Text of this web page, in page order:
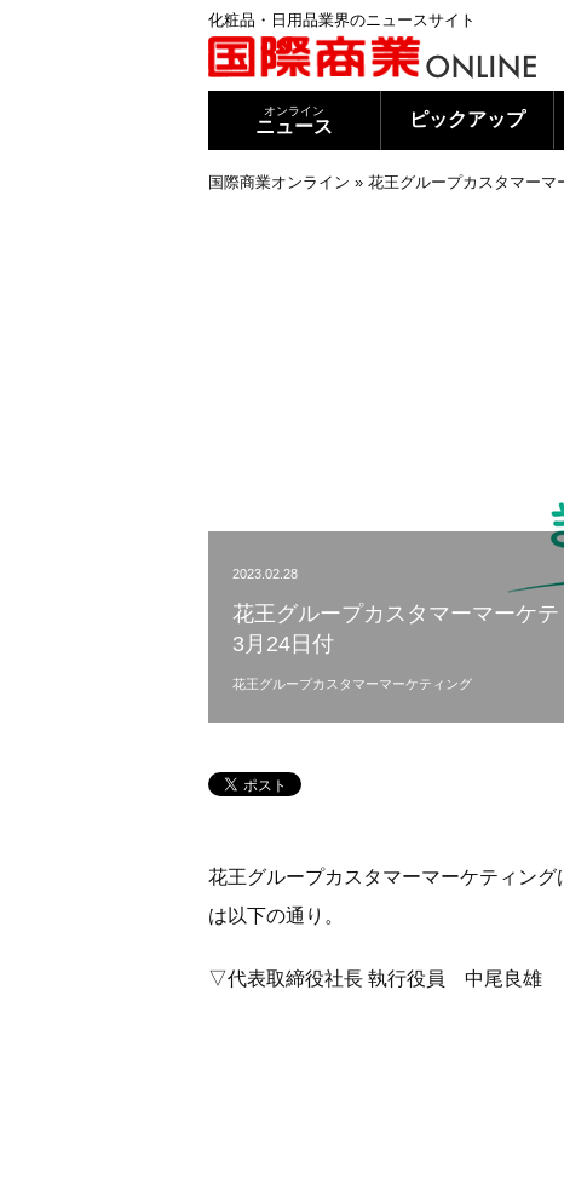
化粧品・日用品業界のニュースサイト
オンライン
ニュース ピックアップ
国際商業オンライン » 花王グループカスタマーマ
2023.02.28
花王グループカスタマーマーケ
3月24日付
花王グループカスタマーマーケティング
花王グループカスタマーマーケティン
は以下の通り。
▽代表取締役社長 執行役員 中尾良雄